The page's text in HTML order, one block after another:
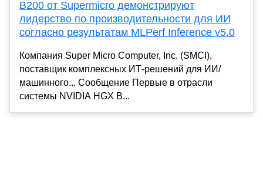
B200 от Supermicro демонстрируют
лидерство по производительности для ИИ
согласно результатам MLPerf Inference v5.0
Компания Super Micro Computer, Inc. (SMCI),
поставщик комплексных ИТ-решений для ИИ/
машинного... Сообщение Первые в отрасли
системы NVIDIA HGX B...